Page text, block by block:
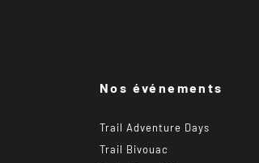
Nos événements
Trail Adventure Days
Trail Bivouac